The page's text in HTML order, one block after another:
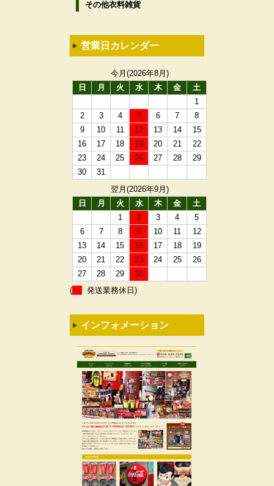
その他衣料雑貨
営業日カレンダー
今月(2026年8月)
日
月 火 水 木 金
土
1
2
3 4 5 6 7
8
9
10 11 12 13 14
15
16
17 18 19 20 21
22
23
24 25 26 27 28
29
30
31
翌月(2026年9月)
日
月 火 水 木 金
土
1
2 3 4
5
6
7 8 9 10 11
12
13
14 15 16 17 18
19
20
21 22 23 24 25
26
27
28 29
30
(
発送業務休日)
インフォメーション